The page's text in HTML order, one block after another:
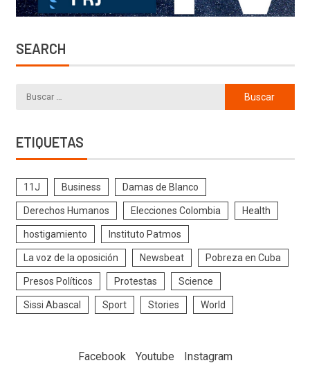
SEARCH
ETIQUETAS
11J Business Damas de Blanco
Derechos Humanos Elecciones Colombia Health
hostigamiento Instituto Patmos
La voz de la oposición Newsbeat Pobreza en Cuba
Presos Políticos Protestas Science
Sissi Abascal Sport Stories World
Facebook Youtube Instagram